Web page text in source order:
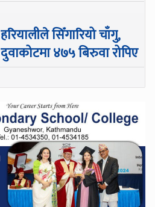
हरियालीले सिँगारियो चाँगु,
दुवाकोटमा ४७५ बिरुवा रोपिए